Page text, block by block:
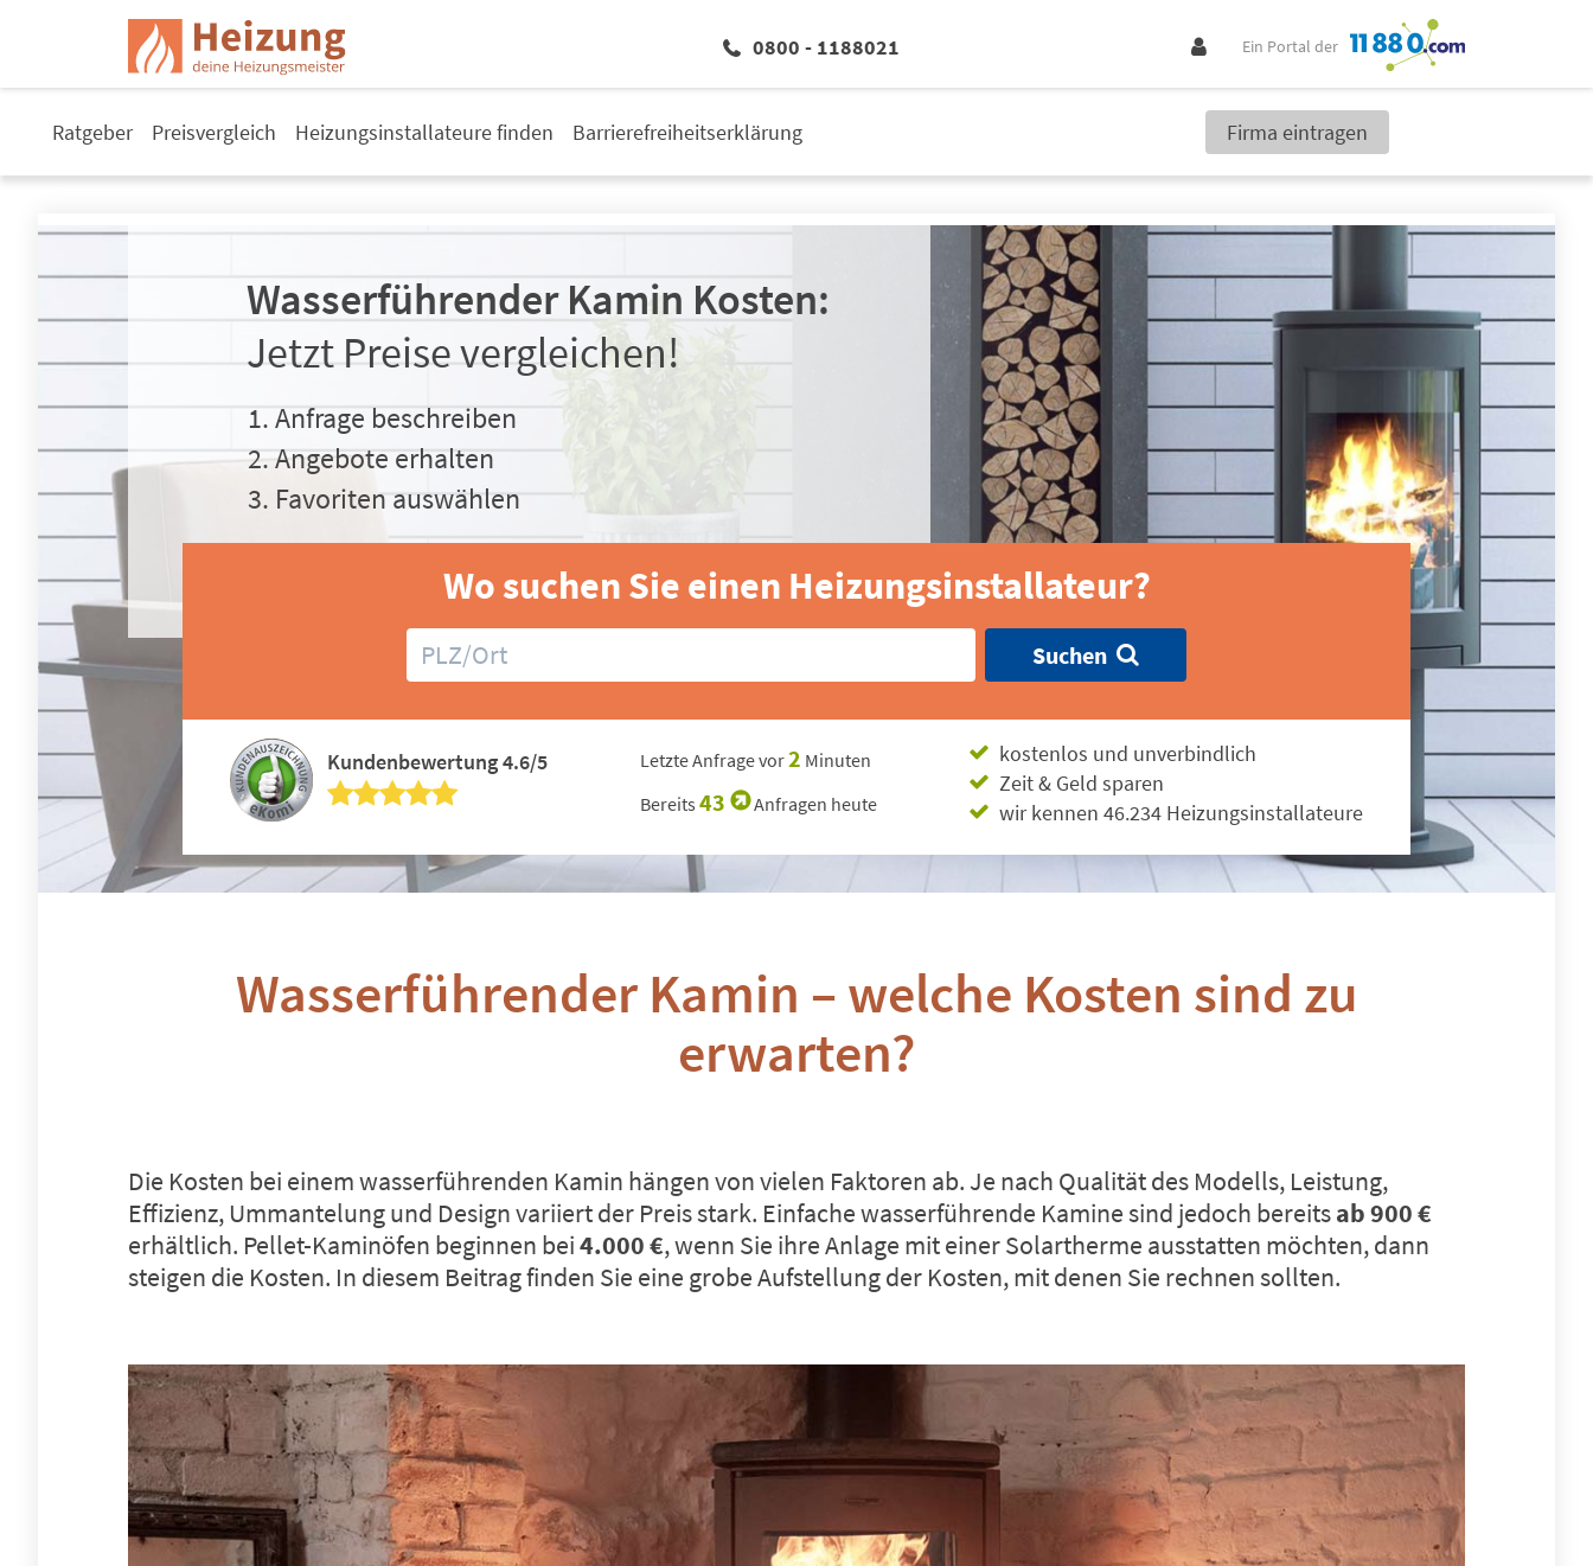
0800 - 1188021 Ein Portal der
Ratgeber Preisvergleich Heizungsinstallateure finden Barrierefreiheitserklärung Firma eintragen
Jetzt Heizungsinstallateure finden
Wasserführender Kamin Kosten:
Jetzt Preise vergleichen!
Anfrage beschreiben
Angebote erhalten
Favoriten auswählen
Wo suchen Sie einen Heizungsinstallateur?
Suchen
Kundenbewertung 4.6/5 Letzte Anfrage vor2 Minuten
Bereits 43 Anfragen heute
kostenlos und unverbindlich
Zeit & Geld sparen
wir kennen 46.234 Heizungsinstallateure
Wasserführender Kamin – welche Kosten sind zu
erwarten?
Die Kosten bei einemwasserführenden Kamin hängen von vielen Faktoren ab. Je nach Qualität des Modells, Leistung,
Effizienz, Ummantelung und Design variiert der Preis stark. Einfache wasserführende Kamine sind jedoch bereitsab 900 €
erhältlich. Pellet-Kaminöfen beginnen bei4.000 €, wenn Sie ihre Anlage mit einerSolartherme ausstatten möchten, dann
steigen die Kosten. In diesem Beitrag finden Sie eine grobe Aufstellung der Kosten, mit denen Sie rechnen sollten.